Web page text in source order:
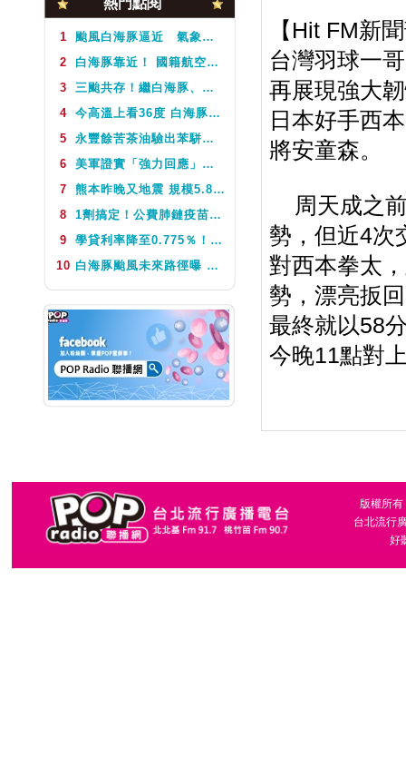
音樂隨身聽(六)
Miffy
熱門點閱
1
颱風白海豚逼近 氣象署不排除周5下半天發布海警
2
白海豚靠近！ 國籍航空往返日本航班異動一次看
3
三颱共存！繼白海豚、鯨魚後昌鴻颱風生成 氣象署揭對台影響
4 今高溫上看36度 白海豚颱風這天最靠近台灣 不排除發海警
5
永豐餘苦茶油驗出苯駢芘超標 北市衛生局：不分批號全面預防性下架
6
美軍證實「強力回應」伊朗飛彈襲擊 國際油價急漲後仍守穩90美元之上
7
熊本昨晚又地震 規模5.8深度極淺 最大震度5弱、氣象廳籲留意餘震
8
1劑搞定！公費肺鏈疫苗8月10日升級為新型疫苗 疾管署：317萬人受惠
9
學貸利率降至0.775％！台銀8月1日起受理申請 寬限期延長2年
10 白海豚颱風未來路徑曝 今體感飆39度 午後山區防大雨
【Hit FM新
台灣羽球一
再展現強大
日本好手西
將安童森。
周天成之前
勢，但近4次
對西本拳太
勢，漂亮扳
最終就以58
今晚11點對
版權所
台北流行
好